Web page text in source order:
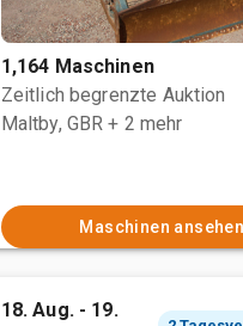
1,164 Maschinen
Zeitlich begrenzte Auktion
Maltby, GBR + 2 mehr
Maschinen ansehen
18. Aug. - 19.